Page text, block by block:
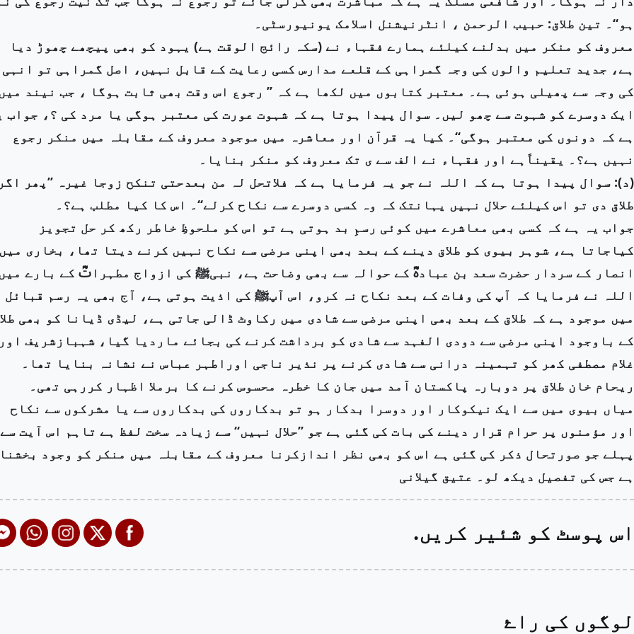
ہو‘‘۔ تین طلاق: حبیب الرحمن ، انٹرنیشنل اسلامک یونیورسٹی۔
معروف کو منکر میں بدلنے کیلئے ہمارے فقہاء نے (سکہ رائج الوقت ہے) یہود کو بھی پیچھے چھوڑ دیا
ہے، جدید تعلیم والوں کی وجہ گمراہی کے قلعے مدارس کسی رعایت کے قابل نہیں، اصل گمراہی تو انہی
کی وجہ سے پھیلی ہوئی ہے۔ معتبر کتابوں میں لکھا ہے کہ ’’ رجوع اس وقت بھی ثابت ہوگا ، جب نیند
ایک دوسرے کو شہوت سے چھو لیں۔ سوال پیدا ہوتا ہے کہ شہوت عورت کی معتبر ہوگی یا مرد کی ؟، جواب
ہے کہ دونوں کی معتبر ہوگی‘‘۔ کیا یہ قرآن اور معاشرہ میں موجود معروف کے مقابلہ میں منکر رجوع
نہیں ہے؟۔ یقیناًہے اور فقہاء نے الف سے ی تک معروف کو منکر بنایا۔
(د): سوال پیدا ہوتا ہے کہ اللہ نے جو یہ فرمایا ہے کہ فلاتحل لہ من بعدحتی تنکح زوجا غیرہ ’’پھر
طلاق دی تو اس کیلئے حلال نہیں یہانتک کہ وہ کسی دوسرے سے نکاح کرلے‘‘۔ اس کا کیا مطلب ہے؟۔
جواب یہ ہے کہ کسی بھی معاشرے میں کوئی رسمِ بد ہوتی ہے تو اس کو ملحوظِ خاطر رکھ کر حل تجویز
کیاجاتا ہے، شوہر بیوی کو طلاق دینے کے بعد بھی اپنی مرضی سے نکاح نہیں کرنے دیتا تھا، بخاری
انصار کے سردار حضرت سعد بن عبادہؓ کے حوالہ سے بھی وضاحت ہے، نبیﷺ کی ازواج مطہراتؓ کے بارے
اللہ نے فرمایا کہ آپ کی وفات کے بعد نکاح نہ کرو، اس آپﷺ کی اذیت ہوتی ہے، آج بھی یہ رسم قبائل
میں موجود ہے کہ طلاق کے بعد بھی اپنی مرضی سے شادی میں رکاوٹ ڈالی جاتی ہے، لیڈی ڈیانا کو بھی
کے باوجود اپنی مرضی سے دودی الفہد سے شادی کو برداشت کرنے کی بجائے ماردیا گیا، شہبازشریف
غلام مصطفی کھر کو تہمینہ درانی سے شادی کرنے پر نذیر ناجی اوراطہر عباس نے نشانہ بنایا تھا۔
ریحام خان طلاق پر دوبارہ پاکستان آمد میں جان کا خطرہ محسوس کرنے کا برملا اظہار کررہی تھی۔
میاں بیوی میں سے ایک نیکوکار اور دوسرا بدکار ہو تو بدکاروں کی بدکاروں سے یا مشرکوں سے نکاح
اور مؤمنوں پر حرام قرار دینے کی بات کی گئی ہے جو ’’حلال نہیں‘‘ سے زیادہ سخت لفظ ہے تاہم اس آیت سے
پہلے جو صورتحال ذکر کی گئی ہے اس کو بھی نظر اندازکرنا معروف کے مقابلہ میں منکر کو وجود
ہے جس کی تفصیل دیکھ لو۔ عتیق گیلانی
اس پوسٹ کو شئیر کریں.
لوگوں کی راۓ